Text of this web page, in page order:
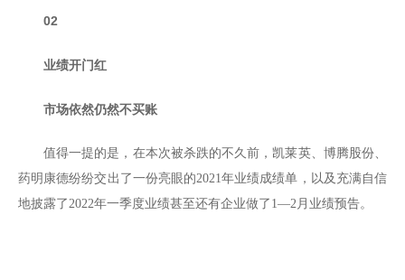
02
业绩开门红
市场依然仍然不买账
值得一提的是，在本次被杀跌的不久前，凯莱英、博腾股份、
药明康德纷纷交出了一份亮眼的2021年业绩成绩单，以及充满自信
地披露了2022年一季度业绩甚至还有企业做了1—2月业绩预告。